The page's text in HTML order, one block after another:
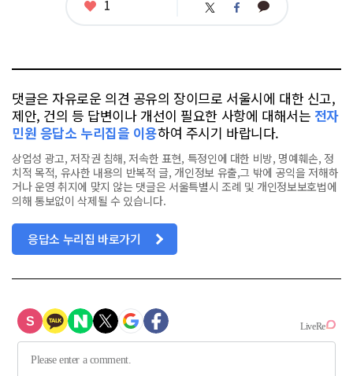
좋
1 트 페 카
댓글은 자유로운 의견 공유의 장이므로 서울시에 대한 신고,
제안, 건의 등 답변이나 개선이 필요한 사항에 대해서는 전자
민원 응답소 누리집을 이용하여 주시기 바랍니다.
상업성 광고, 저작권 침해, 저속한 표현, 특정인에 대한 비방, 명예훼손, 정
치적 목적, 유사한 내용의 반복적 글, 개인정보 유출,그 밖에 공익을 저해하
거나 운영 취지에 맞지 않는 댓글은 서울특별시 조례 및 개인정보보호법에
의해 통보없이 삭제될 수 있습니다.
응답소 누리집 바로가기